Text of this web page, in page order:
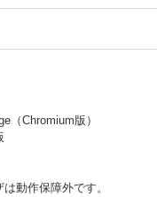
Chromium版）
動作保障外です。